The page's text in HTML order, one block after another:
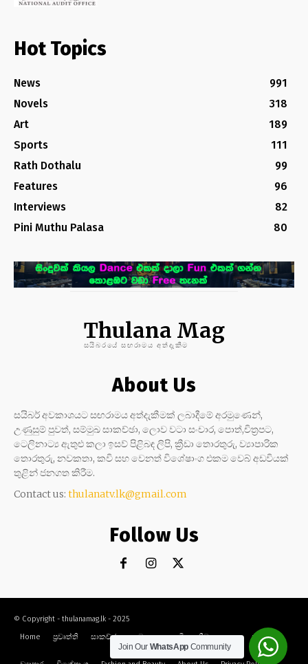
Hot Topics
News
991
Novels
318
Art
189
Sports
111
Rath Dothalu
99
Features
96
Interviews
82
Pini Muthu Palasa
80
Thulana Mag
සයිබරයේ සඟරාමය අත්දැකීම
About Us
සයිබර් අවකාශයට සඟරාමය අත්දැකීමක් ලබාදීමේ අරමුණෙන්,
උණුසුම් පුවත්, සම්මුඛ සාකච්ඡා, ලොව වටා සංචාර, පොත්,චිත්‍රපට,
ටෙලිනාට්‍ය ඇතුළු කලා ඉසව් පිළිබඳ ලිපි, ක්‍රීඩා තොරතුරු, ව්‍යාපාරික
තොරතුරු, නවකතා, කවි සහ වෙනත් විශේෂාංග එකම වෙබ් අඩවියක්
තුළින් ජනගත කිරීම.
Contact us: thulanatv.lk@gmail.com
Follow Us
© Copyright - thulanamag.lk - 2025
Home
ප්‍රවෘත්ති සාකච්ඡා නවකතා කවි ක්‍රීඩා කලා සංචාර
Join Our WhatsAppCommunity